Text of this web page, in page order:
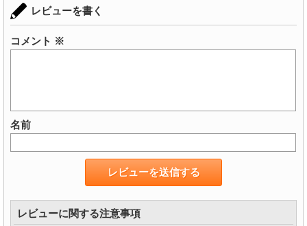
レビューを書く
コメント ※
名前
レビューに関する注意事項